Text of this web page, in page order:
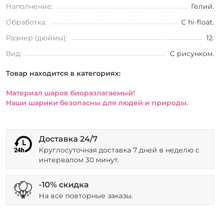
Наполнение:
Гелий.
Обработка:
С hi-float.
Размер (дюймы):
12.
Вид:
С рисунком.
Товар находится в категориях:
Материал шаров биоразлагаемый!
Наши шарики безопасны для людей и природы.
Доставка 24/7
Круглосуточная доставка 7 дней в неделю с
интервалом 30 минут.
-10% скидка
На все повторные заказы.